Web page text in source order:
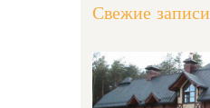
Свежие записи